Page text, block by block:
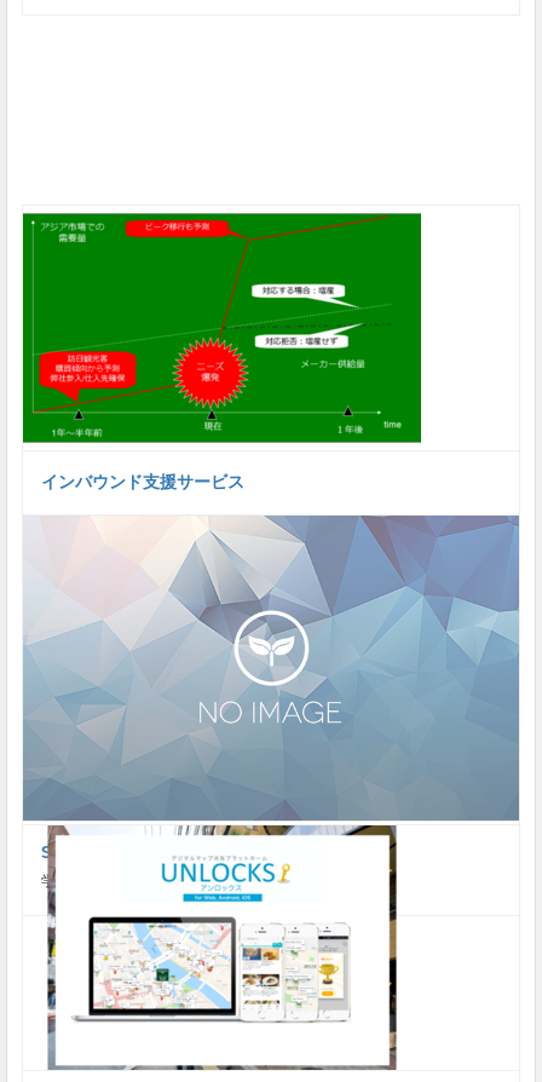
インバウンド支援サービス
ShareWis
学ぶメリットありまくり社会の実現